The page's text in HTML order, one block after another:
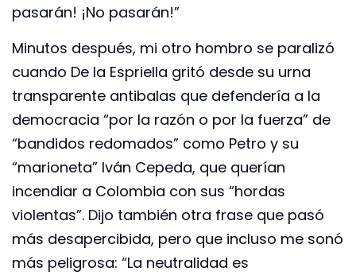
pasarán! ¡No pasarán!”
Minutos después, mi otro hombro se paralizó
cuando De la Espriella gritó desde su urna
transparente antibalas que defendería a la
democracia “por la razón o por la fuerza” de
“bandidos redomados” como Petro y su
“marioneta” Iván Cepeda, que querían
incendiar a Colombia con sus “hordas
violentas”. Dijo también otra frase que pasó
más desapercibida, pero que incluso me sonó
más peligrosa: “La neutralidad es